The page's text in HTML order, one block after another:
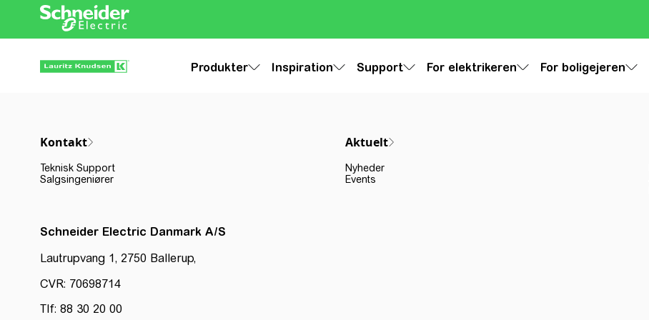
Produkter Inspiration Support For elektrikeren For boligejeren
Kontakt
Teknisk Support
Salgsingeniører
Aktuelt
Nyheder
Events
Schneider Electric Danmark A/S
Lautrupvang 1, 2750 Ballerup,
CVR: 70698714
Tlf: 88 30 20 00